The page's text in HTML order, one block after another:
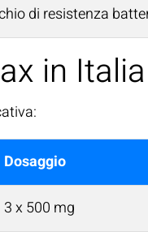
di resistenza
in Italia
Dosaggio
3 x 500 mg